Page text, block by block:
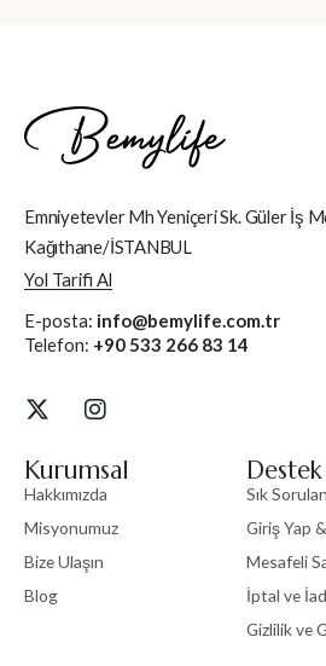
Emniyetevler Mh Yeniçeri Sk. Güler İş
Kağıthane/İSTANBUL
Yol Tarifi Al
E-posta: info@bemylife.com.tr
Telefon: +90 533 266 83 14
Kurumsal
Hakkımızda
Misyonumuz
Bize Ulaşın
Blog
Destek
Sık
Giriş Yap
Mesafeli
İptal ve
Gizlilik ve